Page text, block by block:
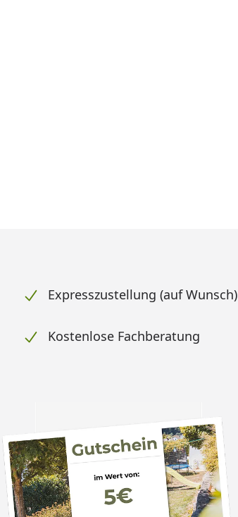
Expresszustellung (auf Wunsch)
Kostenlose Fachberatung